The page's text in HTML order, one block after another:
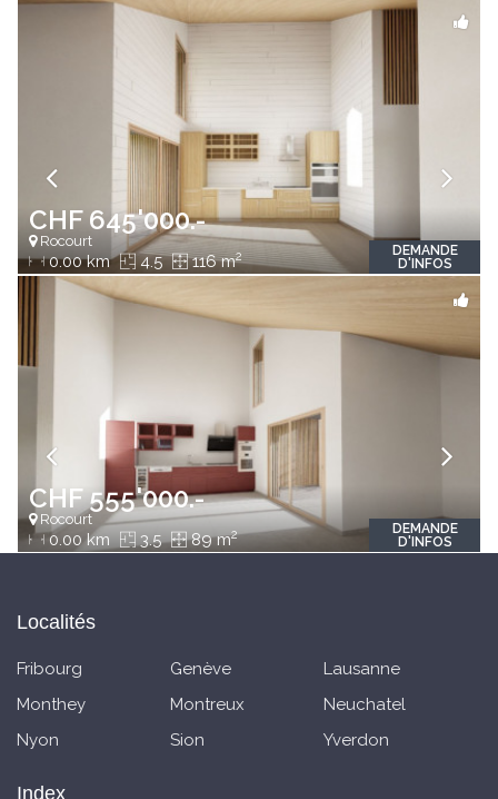
CHF 645'000.-
Rocourt
0.00 km 4.5 116 m2
DEMANDE
D'INFOS
CHF 555'000.-
Rocourt
0.00 km 3.5 89 m2
DEMANDE
D'INFOS
Localités
Fribourg Genève
Lausanne
Monthey
Montreux
Neuchatel
Nyon
Sion Yverdon
Index